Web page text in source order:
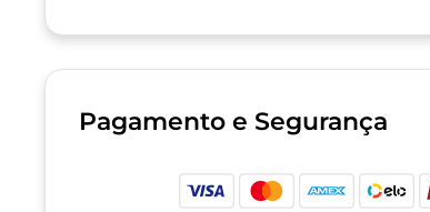
Pagamento e Segurança